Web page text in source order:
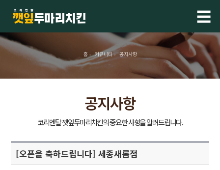
☰
홈 > 커뮤니티 > 공지사항
공지사항
[오픈을 축하드립니다] 세종새롬점